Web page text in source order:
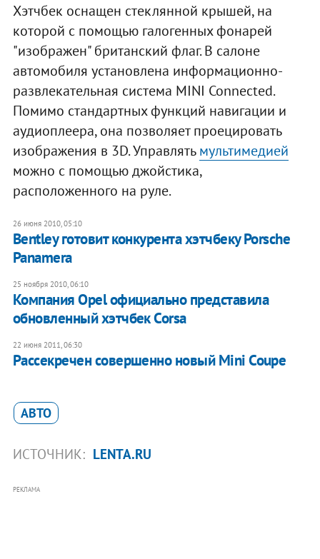
Хэтчбек оснащен стеклянной крышей, на
которой с помощью галогенных фонарей
"изображен" британский флаг. В салоне
автомобиля установлена информационно-
развлекательная система MINI Connected.
Помимо стандартных функций навигации и
аудиоплеера, она позволяет проецировать
изображения в 3D. Управлятьмультимедией
можно с помощью джойстика,
расположенного на руле.
26 июня 2010, 05:10
Bentley готовит конкурента хэтчбеку Porsche
Panamera
25 ноября 2010, 06:10
Компания Opel официально представила
обновленный хэтчбек Corsa
22 июня 2011, 06:30
Рассекречен совершенно новый Mini Coupe
АВТО
ИСТОЧНИК: LENTA.RU
РЕКЛАМА